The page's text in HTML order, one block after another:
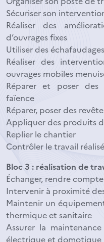
Sécuriser son
Réaliser des
d’ouvrages fixes
Utiliser des échafaudages
Réaliser des
ouvrages mobiles
Réparer et poser
faïence
Réparer, poser des
Appliquer des produits
Replier le chantier
Contrôler le travail réalisé
Bloc 3 : réalisation de
Échanger, rendre
Intervenir à proximité
Maintenir un
thermique et sanitaire
Assurer la
électrique et domotique